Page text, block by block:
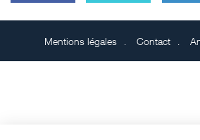
Mentions légales Contact